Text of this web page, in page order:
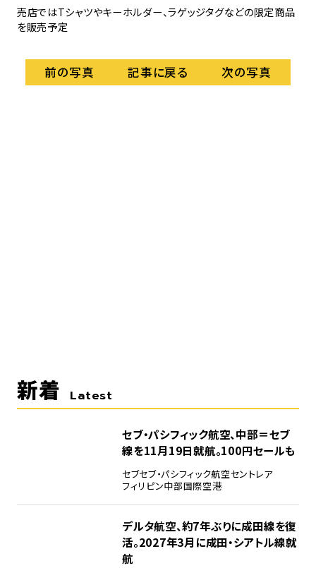
売店ではTシャツやキーホルダー、ラゲッジタグなどの限定商品
を販売予定
前の写真 記事に戻る 次の写真
新着 Latest
セブ・パシフィック航空、中部＝セブ
線を11月19日就航。100円セールも
セブセブ・パシフィック航空セントレア
フィリピン中部国際空港
デルタ航空、約7年ぶりに成田線を復
活。2027年3月に成田・シアトル線就
航